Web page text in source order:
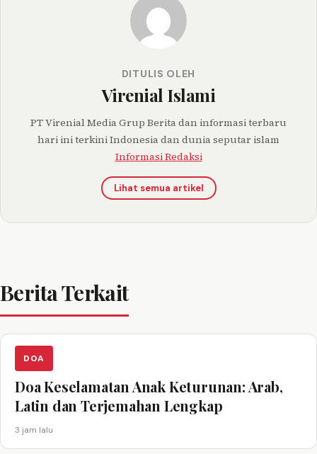
DITULIS OLEH
Virenial Islami
PT Virenial Media Grup Berita dan informasi terbaru
hari ini terkini Indonesia dan dunia seputar islam
Informasi Redaksi
Lihat semua artikel
Berita Terkait
DOA
Doa Keselamatan Anak Keturunan: Arab,
Latin dan Terjemahan Lengkap
3 jam lalu